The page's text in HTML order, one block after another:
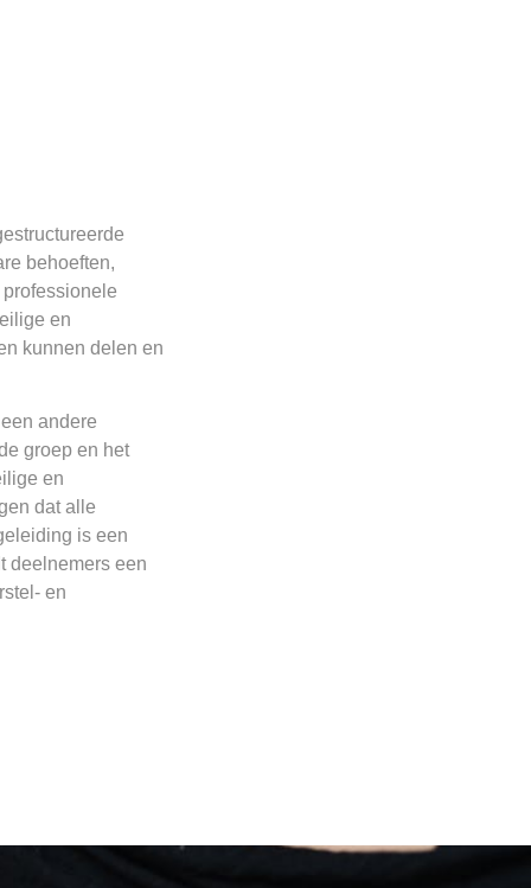
behoeften,
en
kunnen delen en
andere
groep en het
en
dat alle
is een
deelnemers een
en